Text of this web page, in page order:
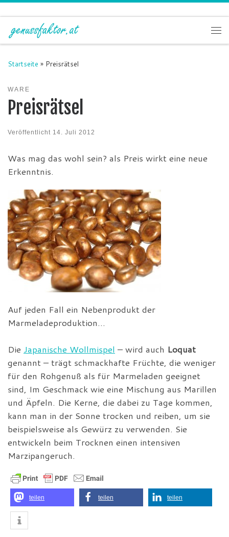
Zum Inhalt springen
Startseite » Preisrätsel
WARE
Preisrätsel
Veröffentlicht 14. Juli 2012
Was mag das wohl sein? als Preis wirkt eine neue
Erkenntnis.
Auf jeden Fall ein Nebenprodukt der
Marmeladeproduktion…
Die Japanische Wollmispel – wird auch Loquat
genannt – trägt schmackhafte Früchte, die weniger
für den Rohgenuß als für Marmeladen geeignet
sind, Im Geschmack wie eine Mischung aus Marillen
und Äpfeln. Die Kerne, die dabei zu Tage kommen,
kann man in der Sonne trocken und reiben, um sie
beispielsweise als Gewürz zu verwenden. Sie
entwickeln beim Trocknen einen intensiven
Marzipangeruch.
teilen teilen teilen